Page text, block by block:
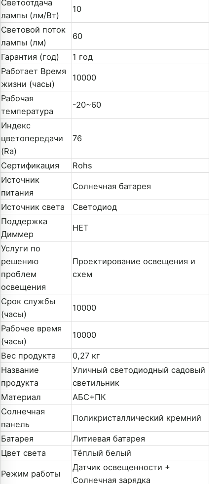
Светоотдача
лампы (лм/Вт)
10
Световой поток
лампы (лм)
60
Гарантия (год)
1 год
Работает Время
жизни (часы)
10000
Рабочая
температура
-20~60
Индекс
цветопередачи
(Ra)
76
Сертификация
Rohs
Источник
питания
Солнечная батарея
Источник света
Светодиод
Поддержка
Диммер
НЕТ
Услуги по
решению
проблем
освещения
Проектирование освещения и
схем
Срок службы
(часы)
10000
Рабочее время
(часы)
10000
Вес продукта
0,27 кг
Название
продукта
Уличный светодиодный садовый
светильник
Материал
АБС+ПК
Солнечная
панель
Поликристаллический кремний
Батарея
Литиевая батарея
Цвет света
Тёплый белый
Режим работы
Датчик освещенности +
Солнечная зарядка